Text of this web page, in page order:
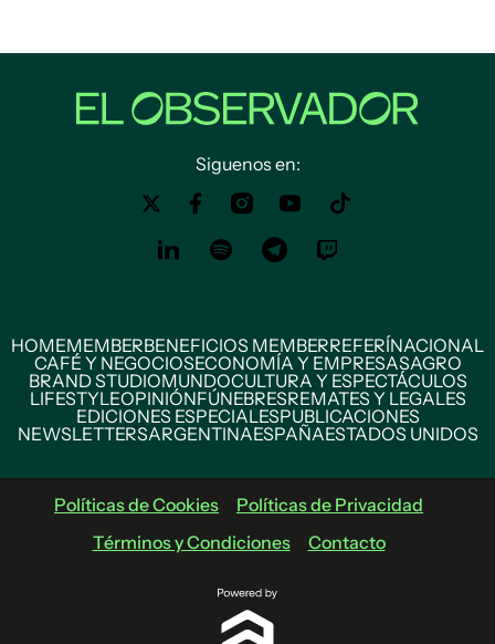
Siguenos en:
HOMEMEMBERBENEFICIOS MEMBERREFERÍNACIONAL
CAFÉ Y NEGOCIOSECONOMÍA Y EMPRESASAGRO
BRAND STUDIOMUNDOCULTURA Y ESPECTÁCULOS
LIFESTYLEOPINIÓNFÚNEBRESREMATES Y LEGALES
EDICIONES ESPECIALESPUBLICACIONES
NEWSLETTERSARGENTINAESPAÑAESTADOS UNIDOS
Políticas de Cookies
Políticas de Privacidad
Términos y Condiciones
Contacto